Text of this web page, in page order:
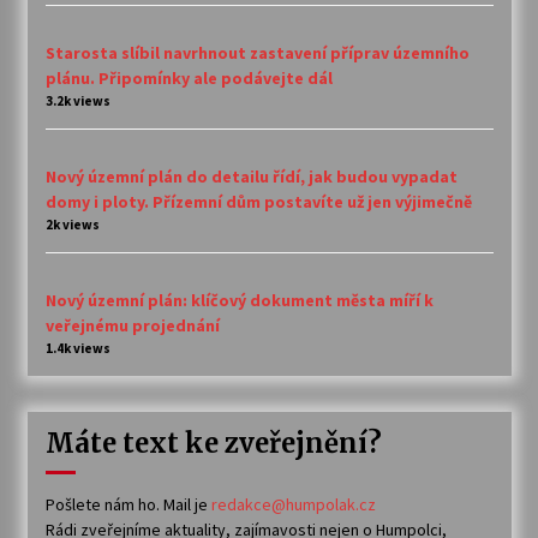
Starosta slíbil navrhnout zastavení příprav územního
plánu. Připomínky ale podávejte dál
3.2k views
Nový územní plán do detailu řídí, jak budou vypadat
domy i ploty. Přízemní dům postavíte už jen výjimečně
2k views
Nový územní plán: klíčový dokument města míří k
veřejnému projednání
1.4k views
Máte text ke zveřejnění?
Pošlete nám ho. Mail je redakce@humpolak.cz
Rádi zveřejníme aktuality, zajímavosti nejen o Humpolci,